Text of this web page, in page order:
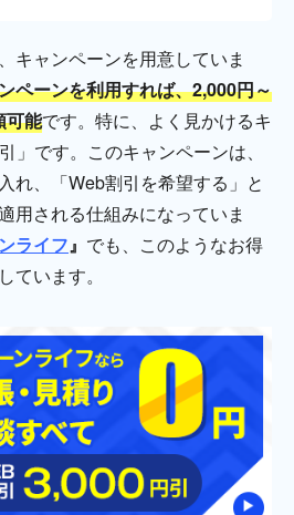
キャンペーンを用意していま
ペーンを利用すれば、2,000円～
可能です。特に、よく見かけるキ
」です。このキャンペーンは、
れ、「Web割引を希望する」と
用される仕組みになっていま
ライフ』 でも、このようなお得
ています。